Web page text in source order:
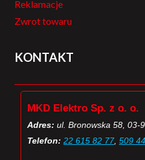
Reklamacje
Zwrot towaru
KONTAKT
MKD Elektro Sp. z o. o.
Adres: ul. Bronowska 58, 03-
Telefon: 22 615 82 77, 509